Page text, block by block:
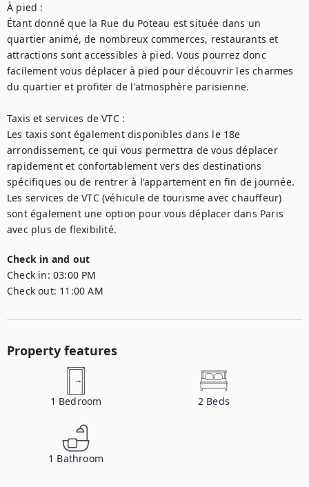
À pied :
Étant donné que la Rue du Poteau est située dans un
quartier animé, de nombreux commerces, restaurants et
attractions sont accessibles à pied. Vous pourrez donc
facilement vous déplacer à pied pour découvrir les charmes
du quartier et profiter de l'atmosphère parisienne.
Taxis et services de VTC :
Les taxis sont également disponibles dans le 18e
arrondissement, ce qui vous permettra de vous déplacer
rapidement et confortablement vers des destinations
spécifiques ou de rentrer à l'appartement en fin de journée.
Les services de VTC (véhicule de tourisme avec chauffeur)
sont également une option pour vous déplacer dans Paris
avec plus de flexibilité.
Check in and out
Check in: 03:00 PM
Check out: 11:00 AM
Property features
1 Bedroom 2 Beds
1 Bathroom